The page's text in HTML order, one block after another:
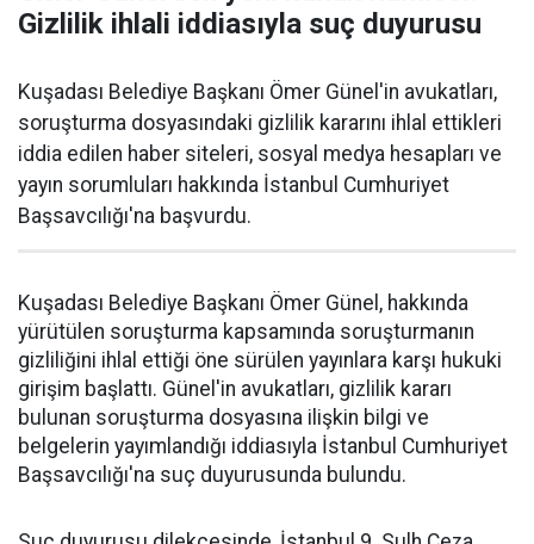
Gizlilik ihlali iddiasıyla suç duyurusu
Kuşadası Belediye Başkanı Ömer Günel'in avukatları,
soruşturma dosyasındaki gizlilik kararını ihlal ettikleri
iddia edilen haber siteleri, sosyal medya hesapları ve
yayın sorumluları hakkında İstanbul Cumhuriyet
Başsavcılığı'na başvurdu.
Kuşadası Belediye Başkanı Ömer Günel, hakkında
yürütülen soruşturma kapsamında soruşturmanın
gizliliğini ihlal ettiği öne sürülen yayınlara karşı hukuki
girişim başlattı. Günel'in avukatları, gizlilik kararı
bulunan soruşturma dosyasına ilişkin bilgi ve
belgelerin yayımlandığı iddiasıyla İstanbul Cumhuriyet
Başsavcılığı'na suç duyurusunda bulundu.